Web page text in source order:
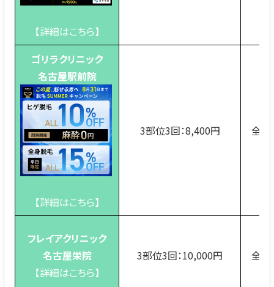
【詳細はこちら】
ゴリラクリニック
名古屋駅前院
【詳細はこちら】
3部位3回：8,400円 全国
フレイアクリニック
名古屋栄院
【詳細はこちら】
3部位3回：10,000円 全国